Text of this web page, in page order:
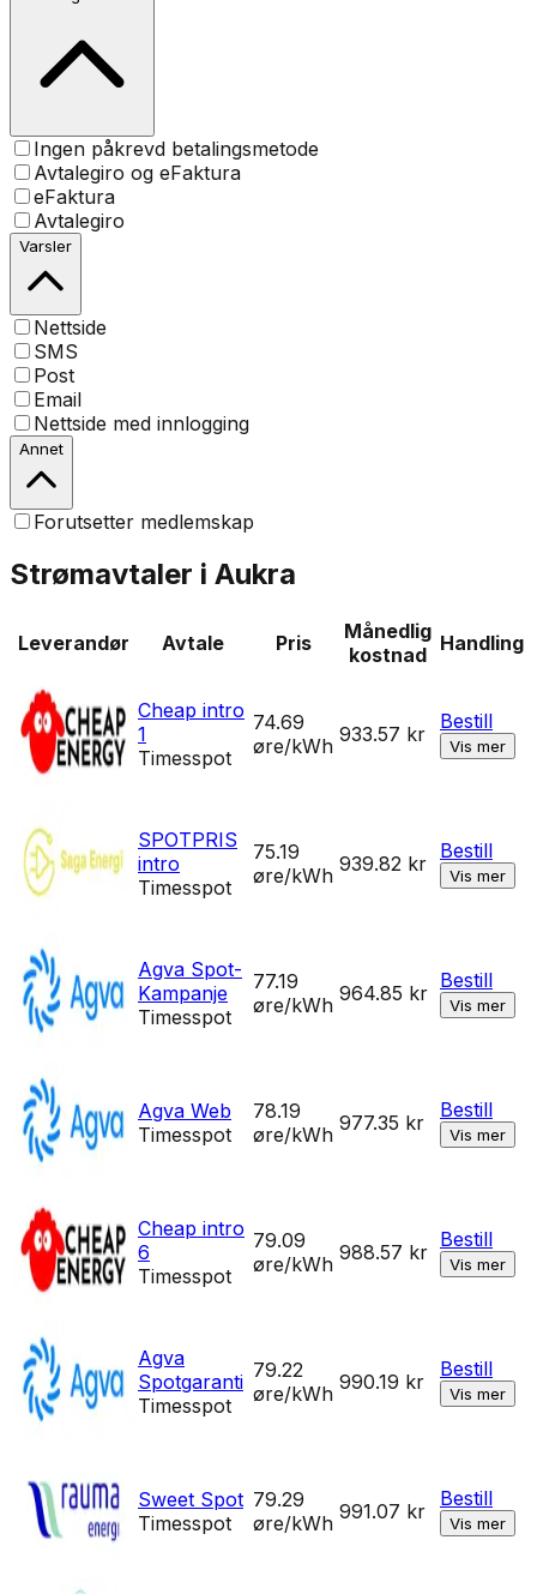
Ingen påkrevd betalingsmetode
Avtalegiro og eFaktura
eFaktura
Avtalegiro
Varsler
Nettside
SMS
Post
Email
Nettside med innlogging
Annet
Forutsetter medlemskap
Strømavtaler i Aukra
Leverandør Avtale Pris
Månedlig
kostnad
Handling
Cheap intro
1
Timesspot
74.69
øre/kWh 933.57 kr
Bestill
Vis mer
SPOTPRIS
intro
Timesspot
75.19
øre/kWh 939.82 kr
Bestill
Vis mer
Agva Spot-
Kampanje
Timesspot
77.19
øre/kWh 964.85 kr
Bestill
Vis mer
Agva Web
Timesspot
78.19
øre/kWh 977.35 kr
Bestill
Vis mer
Cheap intro
6
Timesspot
79.09
øre/kWh 988.57 kr
Bestill
Vis mer
Agva
Spotgaranti
Timesspot
79.22
øre/kWh 990.19 kr
Bestill
Vis mer
Sweet Spot
Timesspot
79.29
øre/kWh 991.07 kr
Bestill
Vis mer